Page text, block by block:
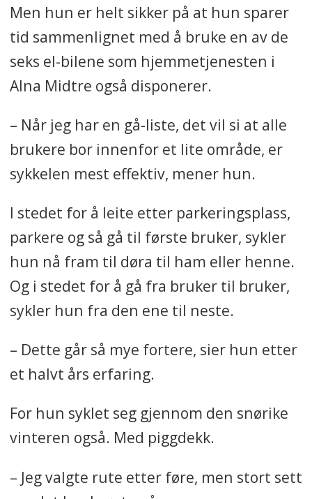
Men hun er helt sikker på at hun sparer
tid sammenlignet med å bruke en av de
seks el-bilene som hjemmetjenesten i
Alna Midtre også disponerer.
– Når jeg har en gå-liste, det vil si at alle
brukere bor innenfor et lite område, er
sykkelen mest effektiv, mener hun.
I stedet for å leite etter parkeringsplass,
parkere og så gå til første bruker, sykler
hun nå fram til døra til ham eller henne.
Og i stedet for å gå fra bruker til bruker,
sykler hun fra den ene til neste.
– Dette går så mye fortere, sier hun etter
et halvt års erfaring.
For hun syklet seg gjennom den snørike
vinteren også. Med piggdekk.
– Jeg valgte rute etter føre, men stort sett